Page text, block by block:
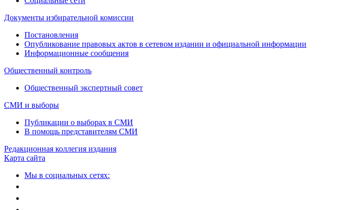
Документы избирательной комиссии
Постановления
Опубликование правовых актов в сетевом издании и официальной информации
Информационные сообщения
Общественный контроль
Общественный экспертный совет
СМИ и выборы
Публикации о выборах в СМИ
В помощь представителям СМИ
Редакционная коллегия издания
Карта сайта
Мы в социальных сетях: